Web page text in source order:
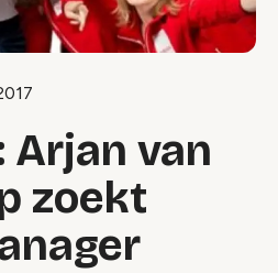
Arjan van
zoekt